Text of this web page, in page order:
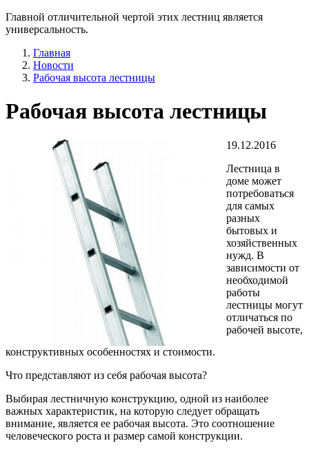
Главной отличительной чертой этих лестниц является
универсальность.
Главная
Новости
Рабочая высота лестницы
Рабочая высота лестницы
19.12.2016
Лестница в
доме может
потребоваться
для самых
разных
бытовых и
хозяйственных
нужд. В
зависимости от
необходимой
работы
лестницы могут
отличаться по
рабочей высоте,
конструктивных особенностях и стоимости.
Что представляют из себя рабочая высота?
Выбирая лестничную конструкцию, одной из наиболее
важных характеристик, на которую следует обращать
внимание, является ее рабочая высота. Это соотношение
человеческого роста и размер самой конструкции.